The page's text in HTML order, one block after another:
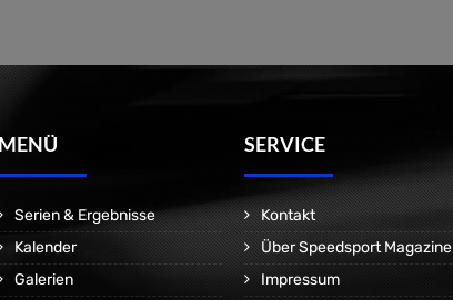
MENÜ
Serien & Ergebnisse
Kalender
Galerien
SERVICE
Kontakt
Über Speedsport Magazine
Impressum